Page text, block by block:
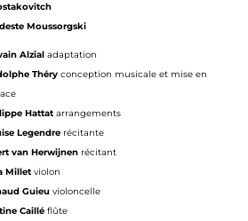
Moussorgski
Alzialadaptation
Théryconception musicale et mise en
Hattatarrangements
Legendre récitante
van Herwijnen récitant
Milletviolon
Guieuvioloncelle
Cailléflûte